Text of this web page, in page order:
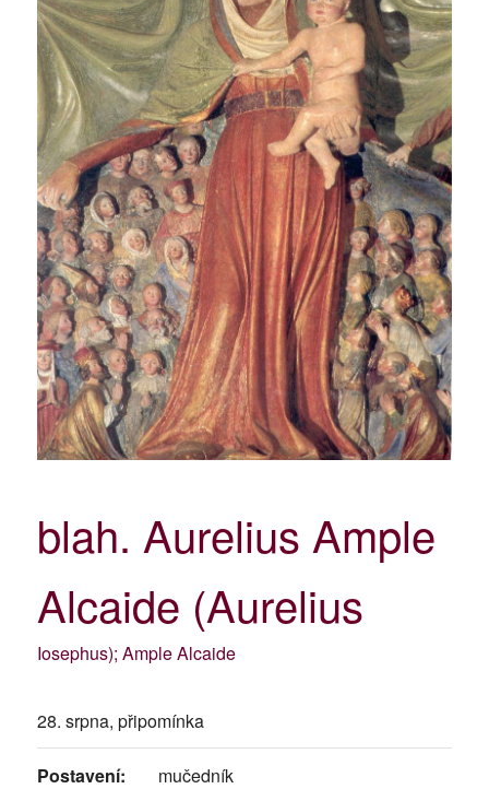
blah. Aurelius Ample
Alcaide (Aurelius
Iosephus); Ample Alcaide
28. srpna, připomínka
Postavení: mučedník